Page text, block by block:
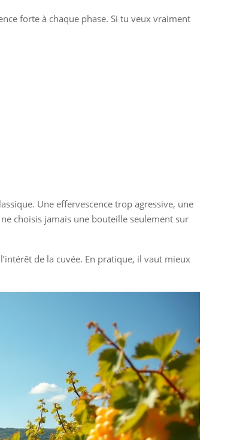
forte à chaque phase. Si tu veux vraiment
Une effervescence trop agressive, une
choisis jamais une bouteille seulement sur
de la cuvée. En pratique, il vaut mieux